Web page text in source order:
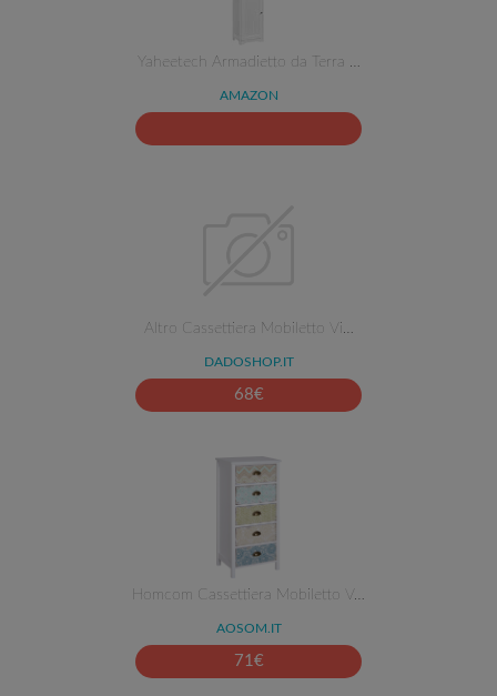
Yaheetech Armadietto da Terra …
AMAZON
Altro Cassettiera Mobiletto Vi…
DADOSHOP.IT
68€
Homcom Cassettiera Mobiletto V…
AOSOM.IT
71€